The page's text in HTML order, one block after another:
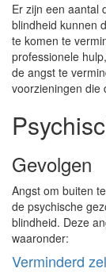
Er zijn een aantal
blindheid kunnen
te komen te
professionele
de angst te
voorzieningen die
Gevolgen
Angst om buiten
de psychische
blindheid. Deze
waaronder:
Verminderd